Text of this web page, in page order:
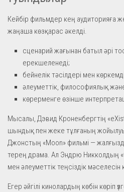
Кейбір фильмдер кең аудиторияға
жаңаша көзқарас әкелді.
сценарий жағынан батыл әрі
ерекшеленеді;
бейнелік тәсілдері мен
әлеуметтік, философиялық
көрерменге өзінше
Мысалы, Дэвид Кроненбергтің
шындық пен жеке тұлғаның
Джонстың «Moon» фильмі —
терең драма. Ал Эндрю Никколдың
мен әлеуметтік теңсіздік
Егер әйгілі кинолардың көбін көріп